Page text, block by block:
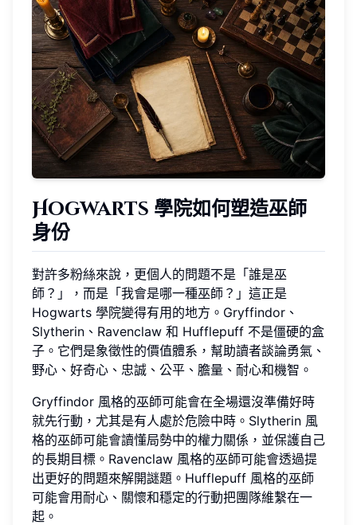
Hogwarts 學院如何塑造巫師
身份
對許多粉絲來說，更個人的問題不是「誰是巫
師？」，而是「我會是哪一種巫師？」這正是
Hogwarts 學院變得有用的地方。Gryffindor、
Slytherin、Ravenclaw 和 Hufflepuff 不是僵硬的盒
子。它們是象徵性的價值體系，幫助讀者談論勇氣、
野心、好奇心、忠誠、公平、膽量、耐心和機智。
Gryffindor 風格的巫師可能會在全場還沒準備好時
就先行動，尤其是有人處於危險中時。Slytherin 風
格的巫師可能會讀懂局勢中的權力關係，並保護自己
的長期目標。Ravenclaw 風格的巫師可能會透過提
出更好的問題來解開謎題。Hufflepuff 風格的巫師
可能會用耐心、關懷和穩定的行動把團隊維繫在一
起。